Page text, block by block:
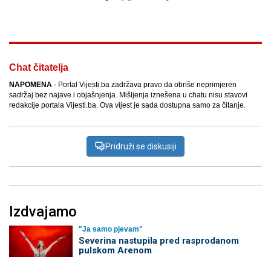
Chat čitatelja
NAPOMENA - Portal Vijesti.ba zadržava pravo da obriše neprimjeren
sadržaj bez najave i objašnjenja. Mišljenja iznešena u chatu nisu stavovi
redakcije portala Vijesti.ba. Ova vijest je sada dostupna samo za čitanje.
Pridruži se diskusiji
Izdvajamo
"Ja samo pjevam"
Severina nastupila pred rasprodanom
pulskom Arenom